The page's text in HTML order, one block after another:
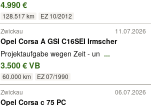
4.990 €
128.517 km EZ 10/2012
Zwickau 11.07.2026
Opel Corsa A GSI C16SEI Irmscher
Projektaufgabe wegen Zeit - un ...
3.500 € VB
60.000 km EZ 07/1990
Zwickau 06.07.2026
Opel Corsa c 75 PC